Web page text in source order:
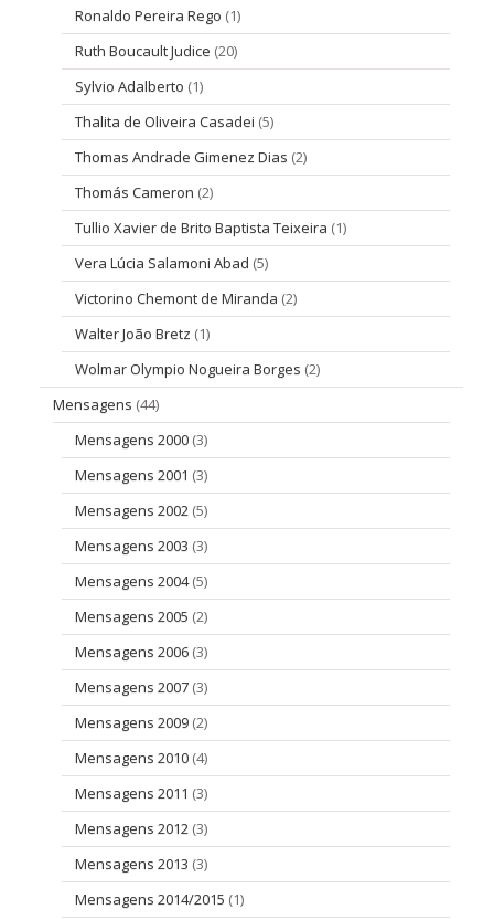
Ronaldo Pereira Rego (1)
Ruth Boucault Judice (20)
Sylvio Adalberto (1)
Thalita de Oliveira Casadei (5)
Thomas Andrade Gimenez Dias (2)
Thomás Cameron (2)
Tullio Xavier de Brito Baptista Teixeira (1)
Vera Lúcia Salamoni Abad (5)
Victorino Chemont de Miranda (2)
Walter João Bretz (1)
Wolmar Olympio Nogueira Borges (2)
Mensagens (44)
Mensagens 2000 (3)
Mensagens 2001 (3)
Mensagens 2002 (5)
Mensagens 2003 (3)
Mensagens 2004(5)
Mensagens 2005 (2)
Mensagens 2006 (3)
Mensagens 2007 (3)
Mensagens 2009 (2)
Mensagens 2010 (4)
Mensagens 2011 (3)
Mensagens 2012 (3)
Mensagens 2013 (3)
Mensagens 2014/2015 (1)